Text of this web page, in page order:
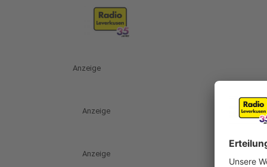
Anzeige
Anzeige
Anzeige